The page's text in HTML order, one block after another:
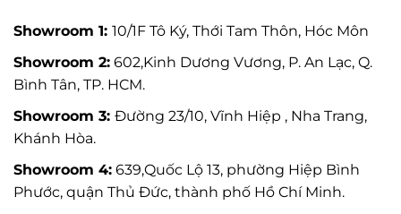
Showroom 1: 10/1F Tô Ký, Thới Tam Thôn, Hóc Môn
Showroom 2: 602,Kinh Dương Vương, P. An Lạc, Q.
Bình Tân, TP. HCM.
Showroom 3: Đường 23/10, Vĩnh Hiệp , Nha Trang,
Khánh Hòa.
Showroom 4: 639,Quốc Lộ 13, phường Hiệp Bình
Phước, quận Thủ Đức, thành phố Hồ Chí Minh.